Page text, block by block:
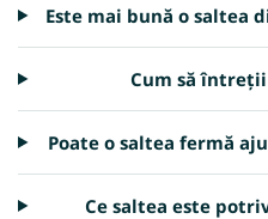
Este mai bună o saltea
Cum să
Poate o saltea fermă
Ce saltea este